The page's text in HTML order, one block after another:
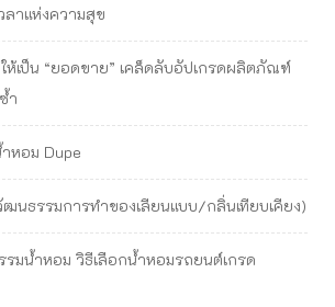
ลาแห่งความสุข
ห้เป็น “ยอดขาย” เคล็ดลับอัปเกรดผลิตภัณฑ์
ำ
หอม Dupe
ฒนธรรมการทำของเลียนแบบ/กลิ่นเทียบเคียง)
มน้ำหอม วิธีเลือกน้ำหอมรถยนต์เกรด